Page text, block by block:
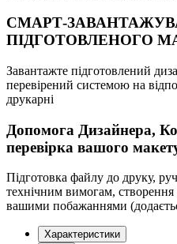
СМАРТ-
ПІДГОТОВЛЕНОГО
Завантажте підготовлений
перевірений системою на
друкарні
Допомога Дизайнера,
перевірка вашого
Підготовка файлу до друку,
технічним вимогам, створення
вашими побажаннями
Характеристики